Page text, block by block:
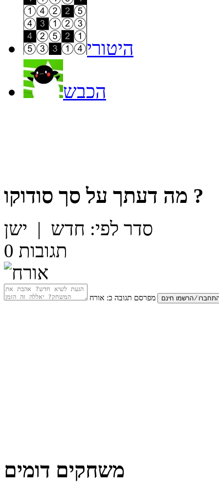
היטורי
הכבש
מה דעתך על סך סודוקו ?
סדר לפי: חדש | ישן
0 תגובות
מפרסם תגובה כ: אורח
משחקים דומים